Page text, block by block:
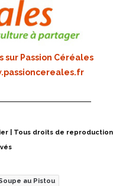
sur Passion Céréales
| Tous droits de reproduction
au Pistou